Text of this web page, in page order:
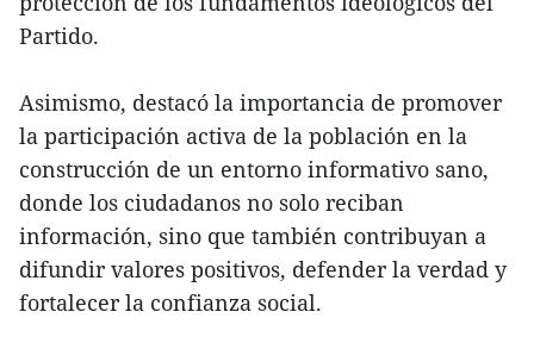
Partido.
Asimismo, destacó la importancia de promover
la participación activa de la población en la
construcción de un entorno informativo sano,
donde los ciudadanos no solo reciban
información, sino que también contribuyan a
difundir valores positivos, defender la verdad y
fortalecer la confianza social.